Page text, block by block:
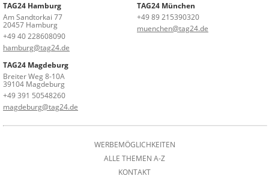
TAG24 Hamburg
Am Sandtorkai 77
20457 Hamburg
+49 40 228608090
hamburg@tag24.de
TAG24 München
+49 89 215390320
muenchen@tag24.de
TAG24 Magdeburg
Breiter Weg 8-10A
39104 Magdeburg
+49 391 50548260
magdeburg@tag24.de
WERBEMÖGLICHKEITEN
ALLE THEMEN A-Z
KONTAKT